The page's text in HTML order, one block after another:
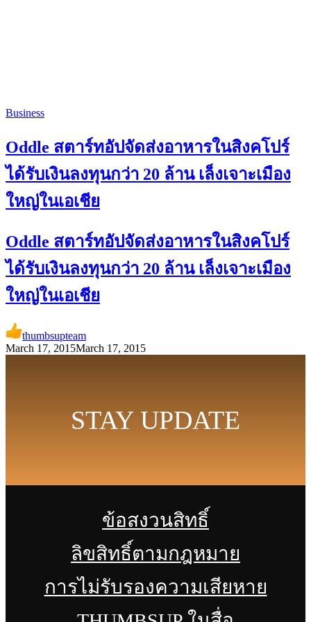
Business
Oddle สตาร์ทอัปจัดส่งอาหารในสิงคโปร์
ได้รับเงินลงทุนกว่า 20 ล้าน เล็งเจาะเมือง
ใหญ่ในเอเชีย
Oddle สตาร์ทอัปจัดส่งอาหารในสิงคโปร์
ได้รับเงินลงทุนกว่า 20 ล้าน เล็งเจาะเมือง
ใหญ่ในเอเชีย
thumbsupteam
March 17, 2015March 17, 2015
STAY UPDATE
ข้อสงวนสิทธิ์
ลิขสิทธิ์ตามกฎหมาย
การไม่รับรองความเสียหาย